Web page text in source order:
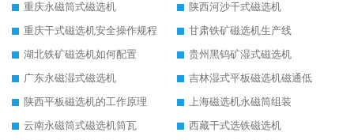
重庆永磁筒式磁选机
陕西河沙干式磁选机
重庆干式磁选机安全操作规程
甘肃铁矿磁选机生产线
湖北铁矿磁选机如何配置
贵州黑钨矿湿式磁选机
广东永磁湿式磁选机
吉林湿式平板磁选机磁通低
陕西平板磁选机的工作原理
上海磁选机永磁筒组装
云南永磁筒式磁选机筒瓦
西藏干式选铁磁选机